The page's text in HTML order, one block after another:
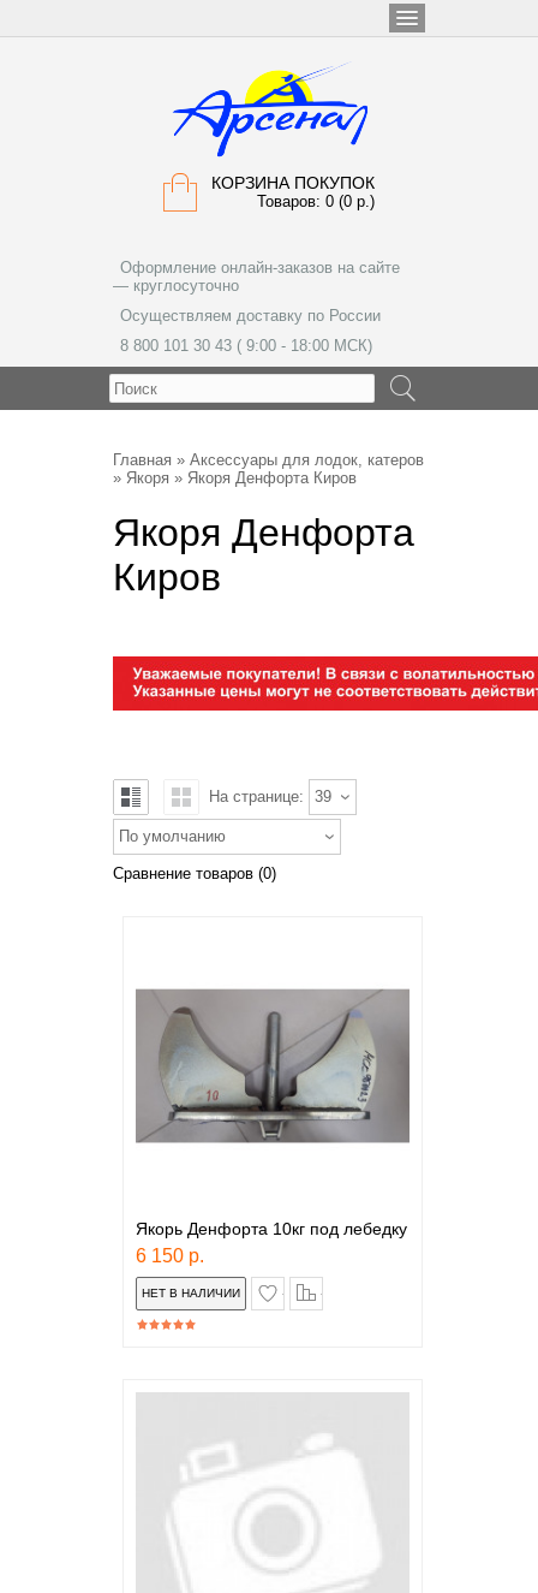
КОРЗИНА ПОКУПОК
Товаров: 0 (0 р.)
Оформление онлайн-заказов на сайте
— круглосуточно
Осуществляем доставку по России
8 800 101 30 43 ( 9:00 - 18:00 МСК)
Главная » Аксессуары для лодок, катеров
» Якоря » Якоря Денфорта Киров
Якоря Денфорта
Киров
На странице: 39
По умолчанию
Сравнение товаров (0)
Якорь Денфорта 10кг под лебедку
6 150 р.
в закладки